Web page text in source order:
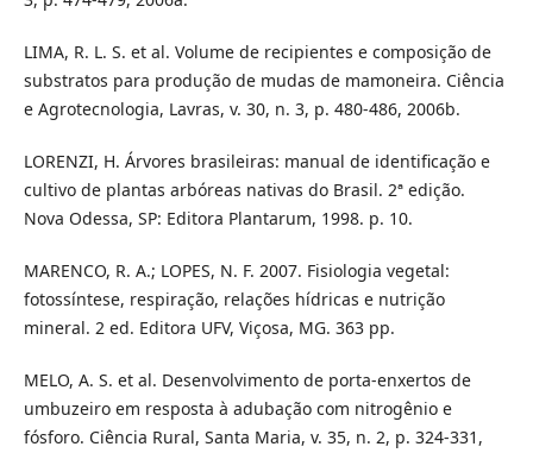
LIMA, R. L. S. et al. Volume de recipientes e composição de
substratos para produção de mudas de mamoneira. Ciência
e Agrotecnologia, Lavras, v. 30, n. 3, p. 480-486, 2006b.
LORENZI, H. Árvores brasileiras: manual de identificação e
cultivo de plantas arbóreas nativas do Brasil. 2ª edição.
Nova Odessa, SP: Editora Plantarum, 1998. p. 10.
MARENCO, R. A.; LOPES, N. F. 2007. Fisiologia vegetal:
fotossíntese, respiração, relações hídricas e nutrição
mineral. 2 ed. Editora UFV, Viçosa, MG. 363 pp.
MELO, A. S. et al. Desenvolvimento de porta-enxertos de
umbuzeiro em resposta à adubação com nitrogênio e
fósforo. Ciência Rural, Santa Maria, v. 35, n. 2, p. 324-331,